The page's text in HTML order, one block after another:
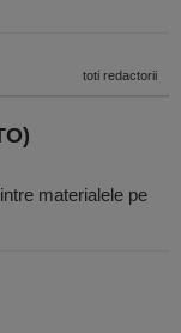
toti redactorii
materialele pe